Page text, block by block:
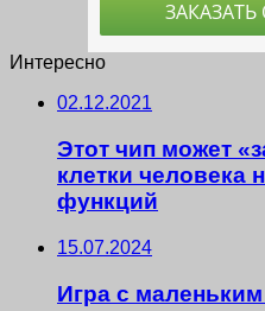
Интересно
02.12.2021
Этот чип может
клетки человека
функций
15.07.2024
Игра с